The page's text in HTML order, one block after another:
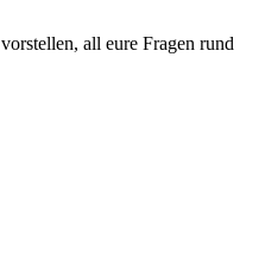
all eure Fragen rund